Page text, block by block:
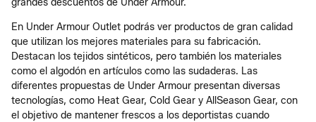
grandes descuentos de Under Armour.
En Under Armour Outlet podrás ver productos de gran calidad
que utilizan los mejores materiales para su fabricación.
Destacan los tejidos sintéticos, pero también los materiales
como el algodón en artículos como las sudaderas. Las
diferentes propuestas de Under Armour presentan diversas
tecnologías, como Heat Gear, Cold Gear y AllSeason Gear, con
el objetivo de mantener frescos a los deportistas cuando